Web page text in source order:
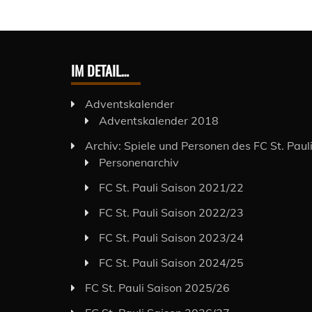
IM DETAIL…
Adventskalender
Adventskalender 2018
Archiv: Spiele und Personen des FC St. Pauli
Personenarchiv
FC St. Pauli Saison 2021/22
FC St. Pauli Saison 2022/23
FC St. Pauli Saison 2023/24
FC St. Pauli Saison 2024/25
FC St. Pauli Saison 2025/26